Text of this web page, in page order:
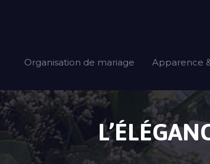
Organisation de mariage Apparence